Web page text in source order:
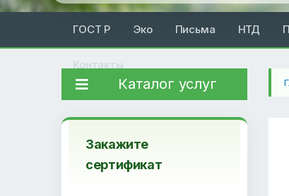
ГОСТ Р Эко Письма НТД
Контакты
Каталог услуг
Закажите
сертификат